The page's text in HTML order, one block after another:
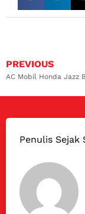
PREVIOUS
Penulis Sejak